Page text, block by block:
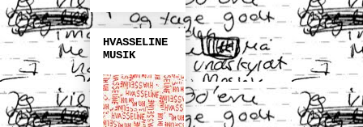
HVASSELINE
MUSIK